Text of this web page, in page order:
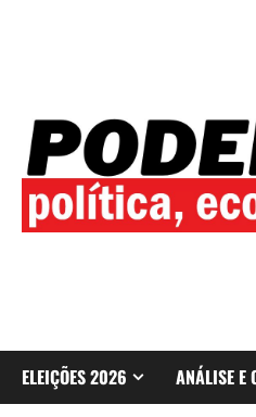
ELEIÇÕES 2026 ANÁLISE E